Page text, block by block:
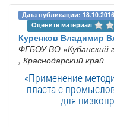
Дата публикации:
Оцените материал
Куренков Владимир
ФГБОУ ВО «Кубанский
, Краснодарский край
«Применение
пласта с
для